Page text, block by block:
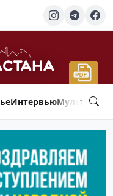
Интервью